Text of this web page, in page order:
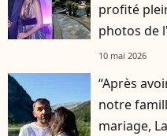
profité
photos de
10 mai 2026
“Après
notre
mariage,